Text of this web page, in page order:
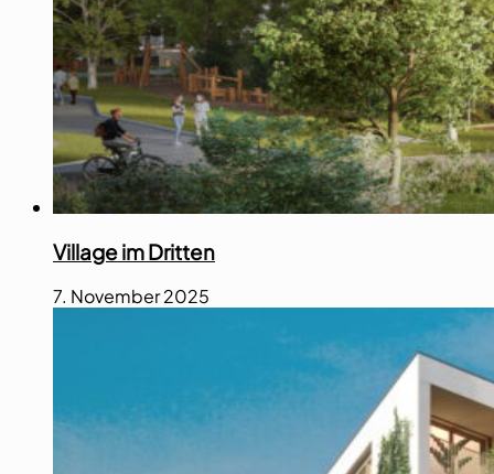
Village im Dritten
7. November 2025